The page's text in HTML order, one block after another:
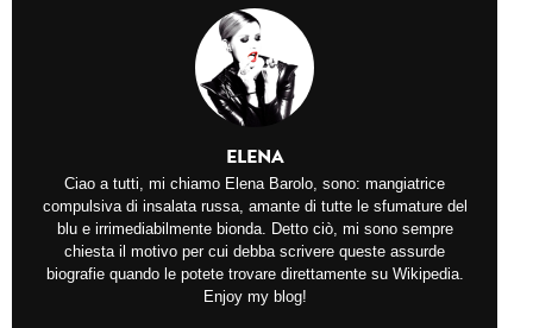
ELENA
Ciao a tutti, mi chiamo Elena Barolo, sono: mangiatrice
compulsiva di insalata russa, amante di tutte le sfumature del
blu e irrimediabilmente bionda. Detto ciò, mi sono sempre
chiesta il motivo per cui debba scrivere queste assurde
biografie quando le potete trovare direttamente su Wikipedia.
Enjoy my blog!